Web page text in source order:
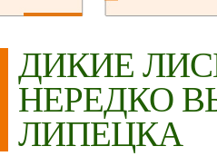
ДИКИЕ
НЕРЕДКО
ЛИПЕЦКА